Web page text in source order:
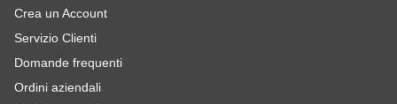
Crea un Account
Servizio Clienti
Domande frequenti
Ordini aziendali